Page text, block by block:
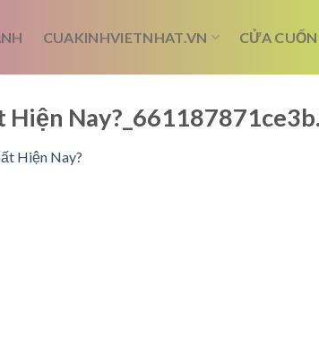
CUAKINHVIETNHAT.VN CỬA
Hiện Nay?